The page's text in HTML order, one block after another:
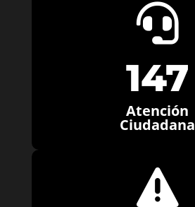

147
Atención
Ciudadana
